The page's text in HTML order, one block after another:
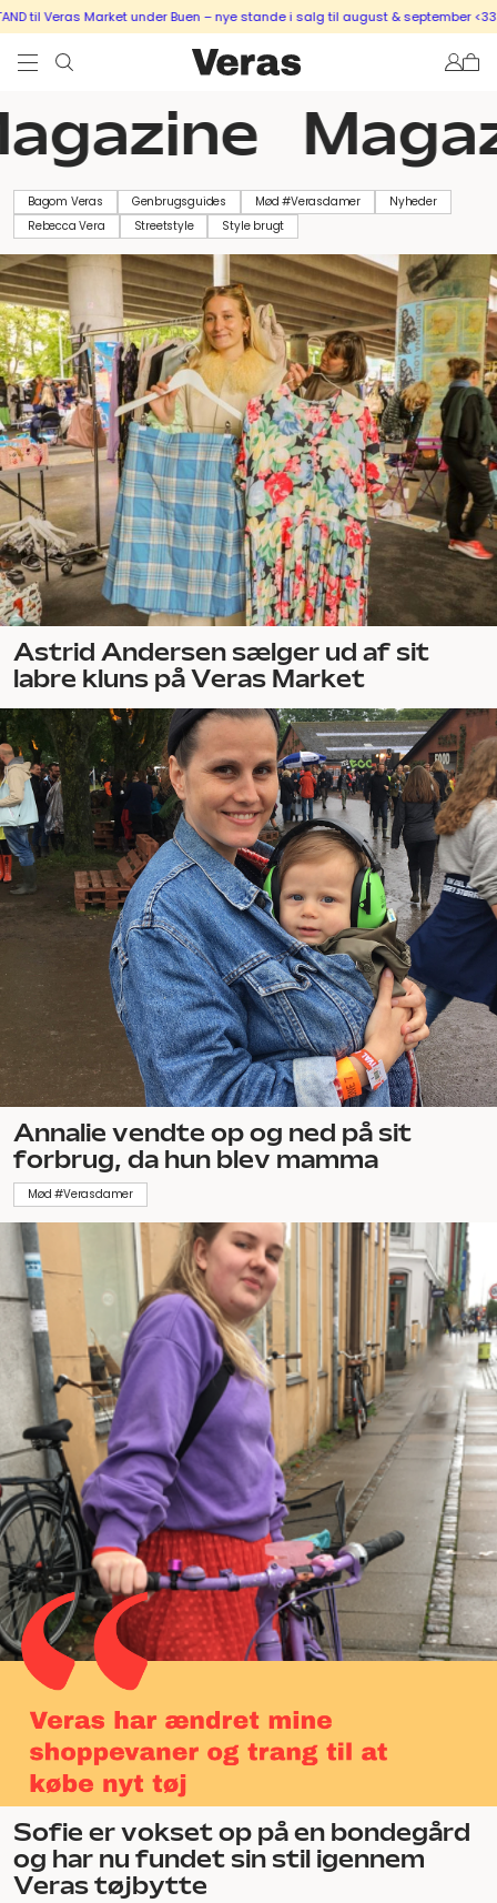
Market under Buen – nye stande i salg til august & september <333 SÆLG
Bagom Veras Genbrugsguides Mød #Verasdamer
Nyheder
Rebecca Vera
Streetstyle Style brugt
Astrid Andersen sælger ud af sit
labre kluns på Veras Market
Annalie vendte op og ned på sit
forbrug, da hun blev mamma
Mød #Verasdamer
Sofie er vokset op på en bondegård
og har nu fundet sin stil igennem
Veras tøjbytte